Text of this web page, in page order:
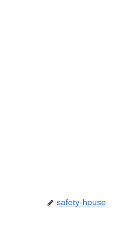
safety-house